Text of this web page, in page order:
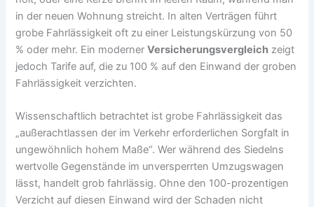
in der neuen Wohnung streicht. In alten Verträgen führt
grobe Fahrlässigkeit oft zu einer Leistungskürzung von 50
% oder mehr. Ein modernerVersicherungsvergleich zeigt
jedoch Tarife auf, die zu 100 % auf den Einwand der groben
Fahrlässigkeit verzichten.
Wissenschaftlich betrachtet ist grobe Fahrlässigkeit das
„außerachtlassen der im Verkehr erforderlichen Sorgfalt in
ungewöhnlich hohem Maße“. Wer während des Siedelns
wertvolle Gegenstände im unversperrten Umzugswagen
lässt, handelt grob fahrlässig. Ohne den 100-prozentigen
Verzicht auf diesen Einwand wird der Schaden nicht